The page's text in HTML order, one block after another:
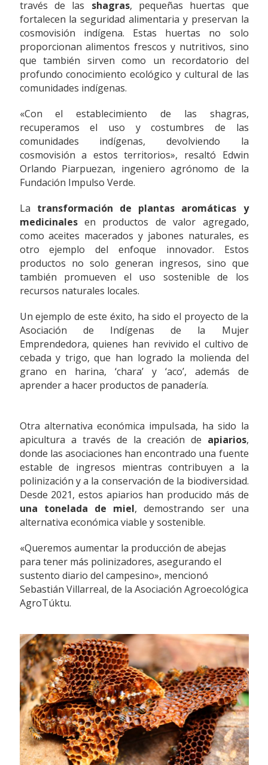
través de las shagras, pequeñas huertas que
fortalecen la seguridad alimentaria y preservan la
cosmovisión indígena. Estas huertas no solo
proporcionan alimentos frescos y nutritivos, sino
que también sirven como un recordatorio del
profundo conocimiento ecológico y cultural de las
comunidades indígenas.
«Con el establecimiento de las shagras,
recuperamos el uso y costumbres de las
comunidades indígenas, devolviendo la
cosmovisión a estos territorios», resaltó Edwin
Orlando Piarpuezan, ingeniero agrónomo de la
Fundación Impulso Verde.
La transformación de plantas aromáticas y
medicinalesen productos de valor agregado,
como aceites macerados y jabones naturales, es
otro ejemplo del enfoque innovador. Estos
productos no solo generan ingresos, sino que
también promueven el uso sostenible de los
recursos naturales locales.
Un ejemplo de este éxito, ha sido el proyecto de la
Asociación de Indígenas de la Mujer
Emprendedora, quienes han revivido el cultivo de
cebada y trigo, que han logrado la molienda del
grano en harina, ‘chara’ y ‘aco’, además de
aprender a hacer productos de panadería.
Otra alternativa económica impulsada, ha sido la
apicultura a través de la creación de apiarios,
donde las asociaciones han encontrado una fuente
estable de ingresos mientras contribuyen a la
polinización y a la conservación de la biodiversidad.
Desde 2021, estos apiarios han producido más de
una tonelada de miel, demostrando ser una
alternativa económica viable y sostenible.
«Queremos aumentar la producción de abejas
para tener más polinizadores, asegurando el
sustento diario del campesino», mencionó
Sebastián Villarreal, de la Asociación Agroecológica
AgroTúktu.